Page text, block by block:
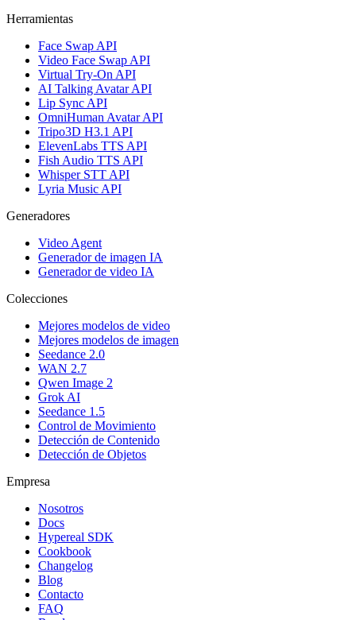
Herramientas
Face Swap API
Video Face Swap API
Virtual Try-On API
AI Talking Avatar API
Lip Sync API
OmniHuman Avatar API
Tripo3D H3.1 API
ElevenLabs TTS API
Fish Audio TTS API
Whisper STT API
Lyria Music API
Generadores
Video Agent
Generador de imagen IA
Generador de video IA
Colecciones
Mejores modelos de video
Mejores modelos de imagen
Seedance 2.0
WAN 2.7
Qwen Image 2
Grok AI
Seedance 1.5
Control de Movimiento
Detección de Contenido
Detección de Objetos
Empresa
Nosotros
Docs
Hypereal SDK
Cookbook
Changelog
Blog
Contacto
FAQ